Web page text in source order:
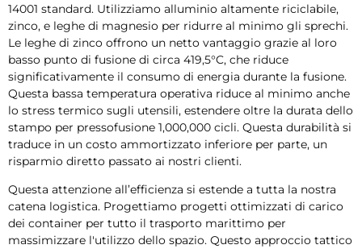
14001 standard. Utilizziamo alluminio altamente riciclabile,
zinco, e leghe di magnesio per ridurre al minimo gli sprechi.
Le leghe di zinco offrono un netto vantaggio grazie al loro
basso punto di fusione di circa 419,5°C, che riduce
significativamente il consumo di energia durante la fusione.
Questa bassa temperatura operativa riduce al minimo anche
lo stress termico sugli utensili, estendere oltre la durata dello
stampo per pressofusione 1,000,000 cicli. Questa durabilità si
traduce in un costo ammortizzato inferiore per parte, un
risparmio diretto passato ai nostri clienti.
Questa attenzione all’efficienza si estende a tutta la nostra
catena logistica. Progettiamo progetti ottimizzati di carico
dei container per tutto il trasporto marittimo per
massimizzare l'utilizzo dello spazio. Questo approccio tattico